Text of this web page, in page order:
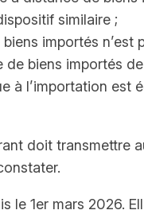
similaire ;
importés
biens importés
à l’importation
doit
le 1er mars 2026.